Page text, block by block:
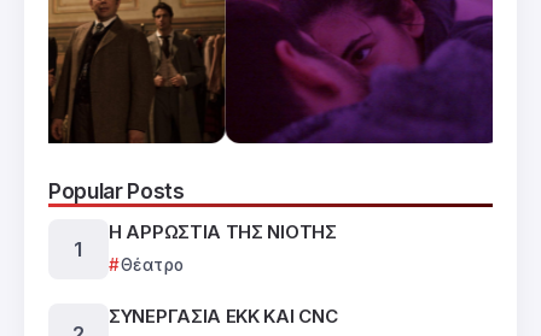
Popular Posts
Η ΑΡΡΩΣΤΙΑ ΤΗΣ ΝΙΟΤΗΣ
Θέατρο
ΣΥΝΕΡΓΑΣΙΑ ΕΚΚ ΚΑΙ CNC